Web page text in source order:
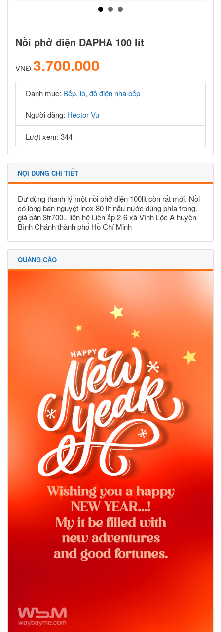
Nồi phở điện DAPHA 100 lít
VNĐ 3.700.000
Danh muc: Bếp, lò, đồ điện nhà bếp
Người đăng: Hector Vu
Lượt xem: 344
NỘI DUNG CHI TIẾT
Dư dùng thanh lý một nồi phở điện 100lit còn rất mới. Nồi
có lòng bán nguyệt inox 80 lít nấu nước dùng phía trong.
giá bán 3tr700.. liên hệ Liên ấp 2-6 xã Vĩnh Lộc A huyện
Bình Chánh thành phố Hồ Chí Minh
QUẢNG CÁO